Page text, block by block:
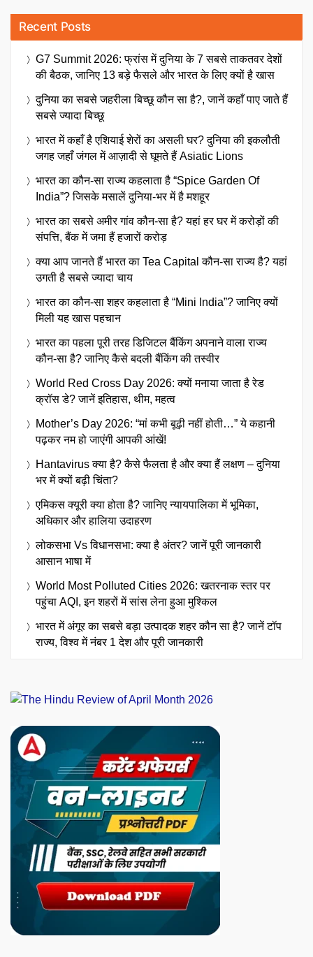
Recent Posts
G7 Summit 2026: फ्रांस में दुनिया के 7 सबसे ताकतवर देशों
की बैठक, जानिए 13 बड़े फैसले और भारत के लिए क्यों है खास
दुनिया का सबसे जहरीला बिच्छू कौन सा है?, जानें कहाँ पाए जाते हैं
सबसे ज्यादा बिच्छू
भारत में कहाँ है एशियाई शेरों का असली घर? दुनिया की इकलौती
जगह जहाँ जंगल में आज़ादी से घूमते हैं Asiatic Lions
भारत का कौन-सा राज्य कहलाता है “Spice Garden Of
India”? जिसके मसालें दुनिया-भर में है मशहूर
भारत का सबसे अमीर गांव कौन-सा है? यहां हर घर में करोड़ों की
संपत्ति, बैंक में जमा हैं हजारों करोड़
क्या आप जानते हैं भारत का Tea Capital कौन-सा राज्य है? यहां
उगती है सबसे ज्यादा चाय
भारत का कौन-सा शहर कहलाता है “Mini India”? जानिए क्यों
मिली यह खास पहचान
भारत का पहला पूरी तरह डिजिटल बैंकिंग अपनाने वाला राज्य
कौन-सा है? जानिए कैसे बदली बैंकिंग की तस्वीर
World Red Cross Day 2026: क्यों मनाया जाता है रेड
क्रॉस डे? जानें इतिहास, थीम, महत्व
Mother’s Day 2026: “मां कभी बूढ़ी नहीं होती…” ये कहानी
पढ़कर नम हो जाएंगी आपकी आंखें!
Hantavirus क्या है? कैसे फैलता है और क्या हैं लक्षण – दुनिया
भर में क्यों बढ़ी चिंता?
एमिकस क्यूरी क्या होता है? जानिए न्यायपालिका में भूमिका,
अधिकार और हालिया उदाहरण
लोकसभा Vs विधानसभा: क्या है अंतर? जानें पूरी जानकारी
आसान भाषा में
World Most Polluted Cities 2026: खतरनाक स्तर पर
पहुंचा AQI, इन शहरों में सांस लेना हुआ मुश्किल
भारत में अंगूर का सबसे बड़ा उत्पादक शहर कौन सा है? जानें टॉप
राज्य, विश्व में नंबर 1 देश और पूरी जानकारी